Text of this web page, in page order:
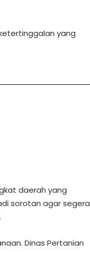
yang
daerah yang
sorotan agar segera
Dinas Pertanian